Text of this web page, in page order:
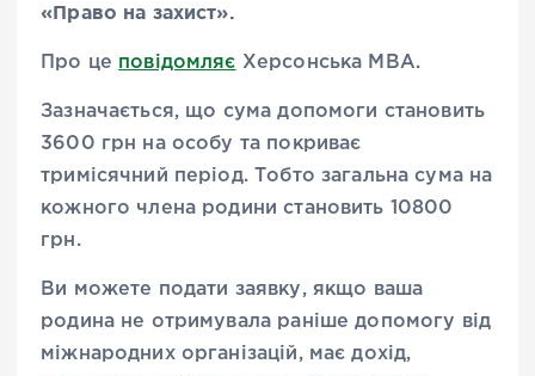
«Право на захист».
Про це повідомляє Херсонська МВА.
Зазначається, що сума допомоги становить
3600 грн на особу та покриває
тримісячний період. Тобто загальна сума на
кожного члена родини становить 10800
грн.
Ви можете подати заявку, якщо ваша
родина не отримувала раніше допомогу від
міжнародних організацій, має дохід,